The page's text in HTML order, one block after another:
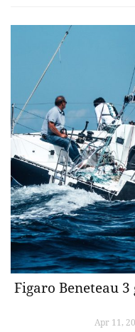
Figaro Beneteau
Apr 11,